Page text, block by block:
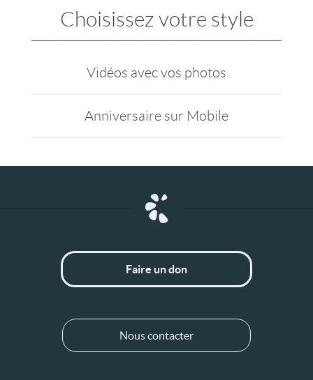
Choisissez votre style
Vidéos avec vos photos
Anniversaire sur Mobile
Faire un don
Nous contacter